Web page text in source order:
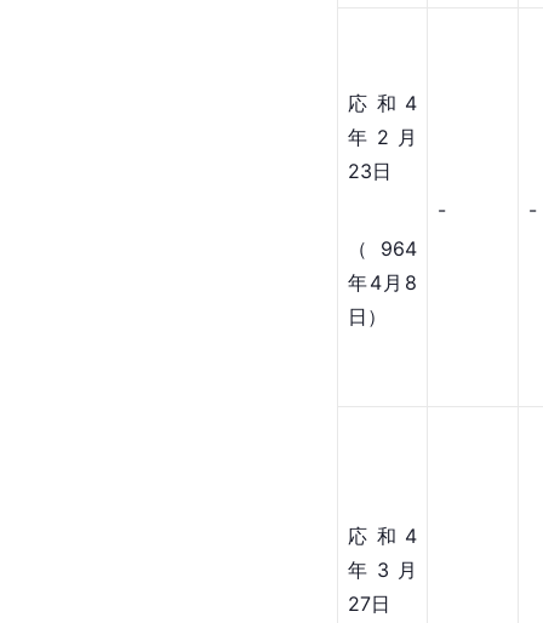
応和4
年2月
23日
（964
年4月8
日）
- -
応和4
年3月
27日